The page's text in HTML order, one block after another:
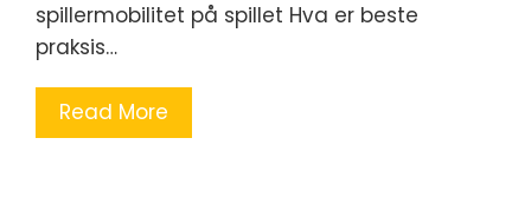
spillermobilitet på spillet Hva er beste
praksis…
Read More